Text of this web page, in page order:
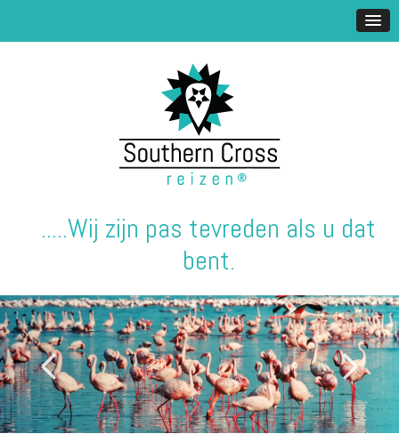
.....Wij zijn pas tevreden als u dat
bent.